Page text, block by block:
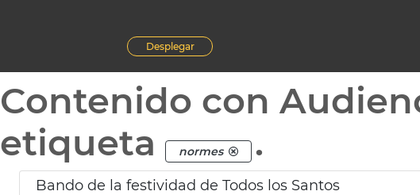
Desplegar
Contenido con
etiqueta
normes .
Bando de la festividad de Todos los Santos